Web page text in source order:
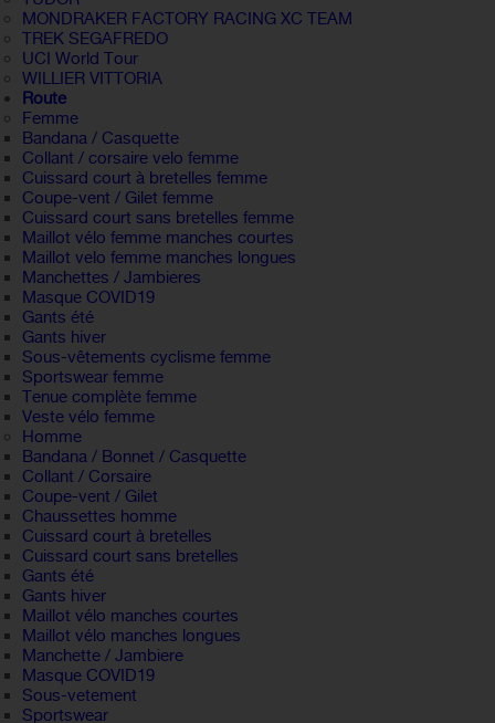
MONDRAKER FACTORY RACING XC TEAM
TREK SEGAFREDO
UCI World Tour
WILLIER VITTORIA
Route
Femme
Bandana / Casquette
Collant / corsaire velo femme
Cuissard court à bretelles femme
Coupe-vent / Gilet femme
Cuissard court sans bretelles femme
Maillot vélo femme manches courtes
Maillot velo femme manches longues
Manchettes / Jambieres
Masque COVID19
Gants été
Gants hiver
Sous-vêtements cyclisme femme
Sportswear femme
Tenue complète femme
Veste vélo femme
Homme
Bandana / Bonnet / Casquette
Collant / Corsaire
Coupe-vent / Gilet
Chaussettes homme
Cuissard court à bretelles
Cuissard court sans bretelles
Gants été
Gants hiver
Maillot vélo manches courtes
Maillot vélo manches longues
Manchette / Jambiere
Masque COVID19
Sous-vetement
Sportswear